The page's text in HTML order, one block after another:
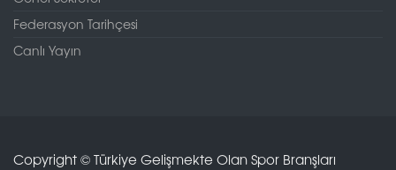
Federasyon Tarihçesi
Canlı Yayın
Copyright © Türkiye Gelişmekte Olan Spor Branşları